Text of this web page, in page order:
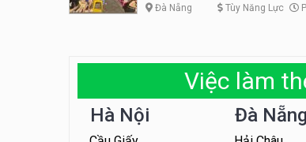
Đà Nẵng Tùy Năng Lực
Việc làm
Hà Nội Đà Nẵng